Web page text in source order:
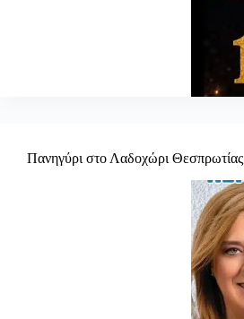
Πανηγύρι στο Λαδοχώρι Θεσπρωτίας